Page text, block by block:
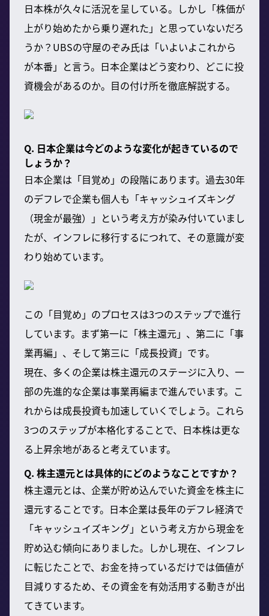
日本株が久々に活況を呈している。しかし「株価が
上がり始めたから乗り遅れた」と思っていないだろ
うか？UBSの守屋のぞみ氏は「いよいよこれから
が本番」と言う。日本企業はどう変わり、どこに投
資機会があるのか。目の付け所を徹底解説する。
Q. 日本企業は今どのような変化が起きているので
しょうか？
日本企業は「目覚め」の段階にあります。過去30年
のデフレで企業も個人も「キャッシュイズキング
（現金が最強）」という考え方が染み付いていまし
たが、インフレに移行するにつれて、その意識が変
わり始めています。
この「目覚め」のプロセスは3つのステップで進行
しています。まず第一に「株主還元」、第二に「事
業再編」、そして第三に「成長投資」です。
現在、多くの企業は株主還元のステージに入り、一
部の先進的な企業は事業再編まで進んでいます。こ
れからは成長投資も加速していくでしょう。これら
3つのステップが本格化することで、日本株は更な
る上昇余地があると考えています。
Q. 株主還元とは具体的にどのようなことですか？
株主還元とは、企業が貯め込んでいた資金を株主に
還元することです。日本企業は長年のデフレ経済で
「キャッシュイズキング」という考え方から現金を
貯め込む傾向にありました。しかし現在、インフレ
に転じたことで、お金を持っているだけでは価値が
目減りするため、その資金を有効活用する動きが出
てきています。